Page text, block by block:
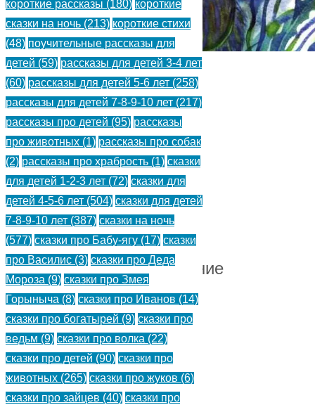
Т.
Коза
и
Стрекоза
—
Собакин
Т.
Стихотворение
для
детей.
()
короткие рассказы (180) короткие
сказки на ночь (213) короткие стихи
(48) поучительные рассказы для
детей (59) рассказы для детей 3-4 лет
(60) рассказы для детей 5-6 лет (258)
рассказы для детей 7-8-9-10 лет (217)
рассказы про детей (95) рассказы
про животных (1) рассказы про собак
(2) рассказы про храбрость (1) сказки
для детей 1-2-3 лет (72) сказки для
детей 4-5-6 лет (504) сказки для детей
7-8-9-10 лет (387) сказки на ночь
(577) сказки про Бабу-ягу (17) сказки
про Василис (3) сказки про Деда
Мороза (9) сказки про Змея
Горыныча (8) сказки про Иванов (14)
сказки про богатырей (9) сказки про
ведьм (9) сказки про волка (22)
сказки про детей (90) сказки про
животных (265) сказки про жуков (6)
сказки про зайцев (40) сказки про